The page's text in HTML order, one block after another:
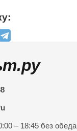
– 18:45 без обеда